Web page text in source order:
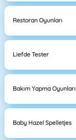
Restoran Oyunları
Liefde Tester
Bakım Yapma Oyunları
Baby Hazel Spelletjes